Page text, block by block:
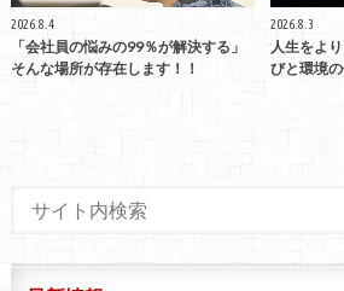
2026.8.4
「会社員の悩みの99％が解決する」
そんな場所が存在します！！
2026.8.3
人生をよ
びと環境